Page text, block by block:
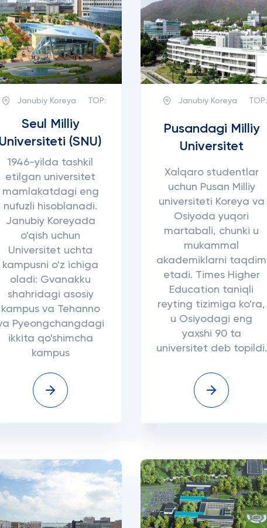
Janubiy Koreya TOP:
Seul Milliy
(SNU)
1946-yilda tashkil
etilgan universitet
mamlakatdagi eng
nufuzli hisoblanadi.
Janubiy Koreyada
o'qish uchun
Universitet uchta
kampusni o'z ichiga
oladi: Gvanakku
shahridagi asosiy
kampus va Tehanno
Pyeongchangdagi
ikkita qo'shimcha
kampus
Janubiy Koreya TOP:
Pusandagi Milliy
Universitet
Xalqaro studentlar
uchun Pusan Milliy
universiteti Koreya va
Osiyoda yuqori
martabali, chunki u
mukammal
akademiklarni taqdim
etadi. Times Higher
Education taniqli
reyting tizimiga ko'ra,
u Osiyodagi eng
yaxshi 90 ta
universitet deb topildi.